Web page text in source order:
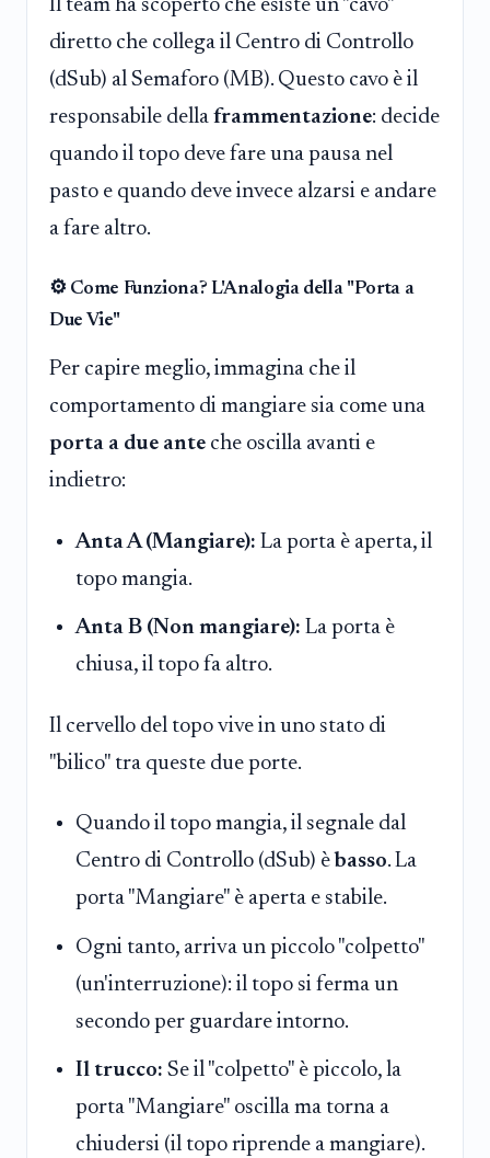
Il team ha scoperto che esiste un "cavo"
diretto che collega il Centro di Controllo
(dSub) al Semaforo (MB). Questo cavo è il
responsabile della frammentazione: decide
quando il topo deve fare una pausa nel
pasto e quando deve invece alzarsi e andare
a fare altro.
⚙️ Come Funziona? L'Analogia della "Porta a
Due Vie"
Per capire meglio, immagina che il
comportamento di mangiare sia come una
porta a due ante che oscilla avanti e
indietro:
Anta A (Mangiare): La porta è aperta, il
topo mangia.
Anta B (Non mangiare): La porta è
chiusa, il topo fa altro.
Il cervello del topo vive in uno stato di
"bilico" tra queste due porte.
Quando il topo mangia, il segnale dal
Centro di Controllo (dSub) è basso. La
porta "Mangiare" è aperta e stabile.
Ogni tanto, arriva un piccolo "colpetto"
(un'interruzione): il topo si ferma un
secondo per guardare intorno.
Il trucco: Se il "colpetto" è piccolo, la
porta "Mangiare" oscilla ma torna a
chiudersi (il topo riprende a mangiare).